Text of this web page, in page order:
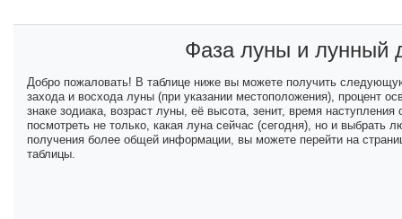
Фаза луны и лунный
Добро пожаловать! В таблице ниже вы можете получить
захода и восхода луны (при указании местоположения), процент
знаке зодиака, возраст луны, её высота, зенит, время
посмотреть не только, какая луна сейчас (сегодня), но и
получения более общей информации, вы можете перейти на
таблицы.